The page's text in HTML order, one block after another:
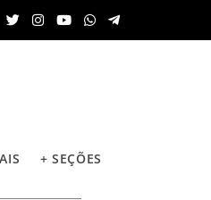
+ SEÇÕES